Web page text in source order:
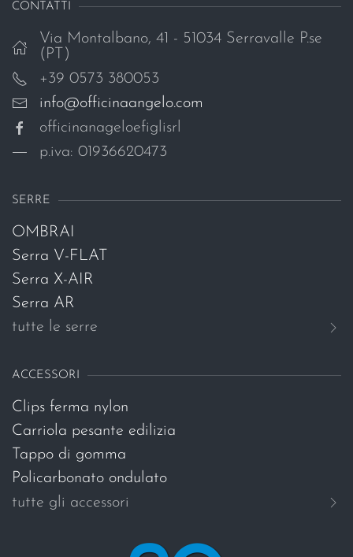
CONTATTI
Via Montalbano, 41 - 51034 Serravalle P.se
(PT)
+39 0573 380053
info@officinaangelo.com
officinanageloefiglisrl
p.iva: 01936620473
SERRE
OMBRAI
Serra V-FLAT
Serra X-AIR
Serra AR
tutte le serre
ACCESSORI
Clips ferma nylon
Carriola pesante edilizia
Tappo di gomma
Policarbonato ondulato
tutte gli accessori